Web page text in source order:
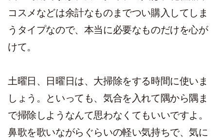
コスメなどは余計なものまでつい購入してしま
うタイプなので、本当に必要なものだけを心が
けて。
土曜日、日曜日は、大掃除をする時間に使いま
しょう。といっても、気合を入れて隅から隅ま
で掃除しようなんて思わなくてもいいですよ。
鼻歌を歌いながらぐらいの軽い気持ちで、気に